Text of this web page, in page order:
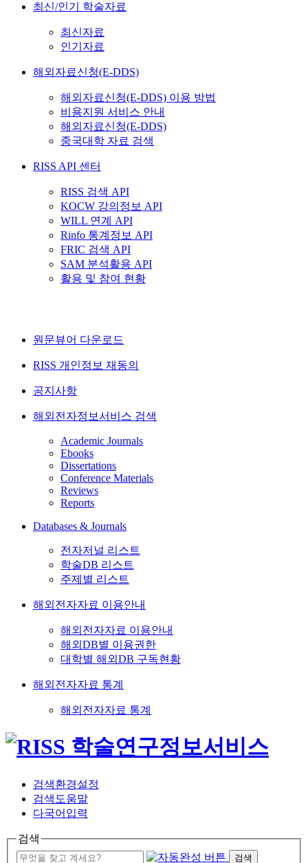
최신/인기 학술자료
최신자료
인기자료
해외자료신청(E-DDS)
해외자료신청(E-DDS) 이용 방법
비용지원 서비스 안내
해외자료신청(E-DDS)
중국대학 자료 검색
RISS API 센터
RISS 검색 API
KOCW 강의정보 API
WILL 연계 API
Rinfo 통계정보 API
FRIC 검색 API
SAM 분석활용 API
활용 및 참여 현황
원문뷰어 다운로드
RISS 개인정보 재동의
공지사항
해외전자정보서비스 검색
Academic Journals
Ebooks
Dissertations
Conference Materials
Reviews
Reports
Databases & Journals
전자저널 리스트
학술DB 리스트
주제별 리스트
해외전자자료 이용안내
해외전자자료 이용안내
해외DB별 이용권한
대학별 해외DB 구독현황
해외전자자료 통계
해외전자자료 통계
검색환경설정
검색도움말
다국어입력
검색
검색